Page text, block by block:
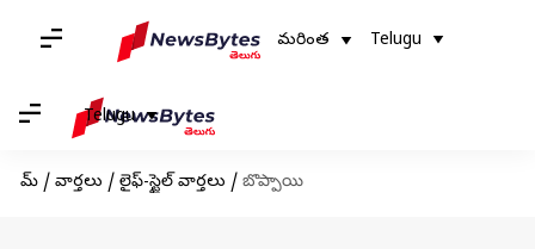
మరింత Telugu
Telugu
హోమ్ / వార్తలు / లైఫ్-స్టైల్ వార్తలు / బొప్పాయి